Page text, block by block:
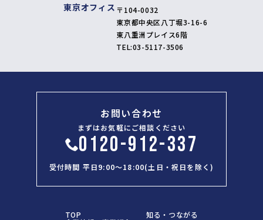
東京オフィス 〒104-0032
東京都中央区八丁堀3-16-6
東八重洲プレイス6階
TEL:03-5117-3506
お問い合わせ
まずはお気軽にご相談ください
0120-912-337
受付時間 平日9:00～18:00(土日・祝日を除く)
TOP 知る・つながる